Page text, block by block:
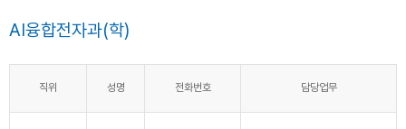
AI융합전자과(학)
직위 성명 전화번호 담당업무